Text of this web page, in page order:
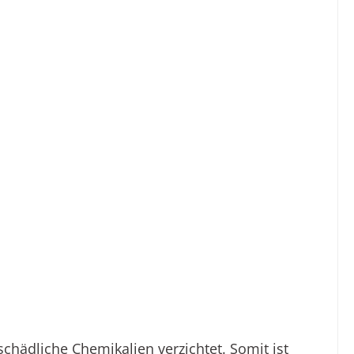
Chemikalien verzichtet. Somit ist